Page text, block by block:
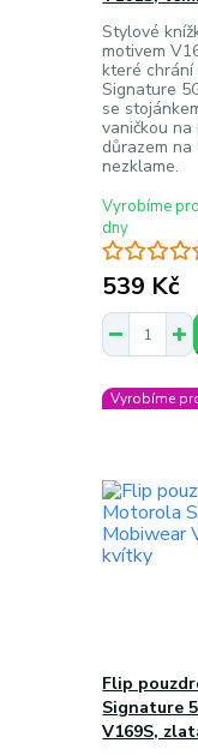
Stylové
motivem
které
Signature
se
vaničkou na
důrazem na
nezklame.
539 Kč
Vyrobíme
dny
Vyrobíme
Flip
Signature
V169S,